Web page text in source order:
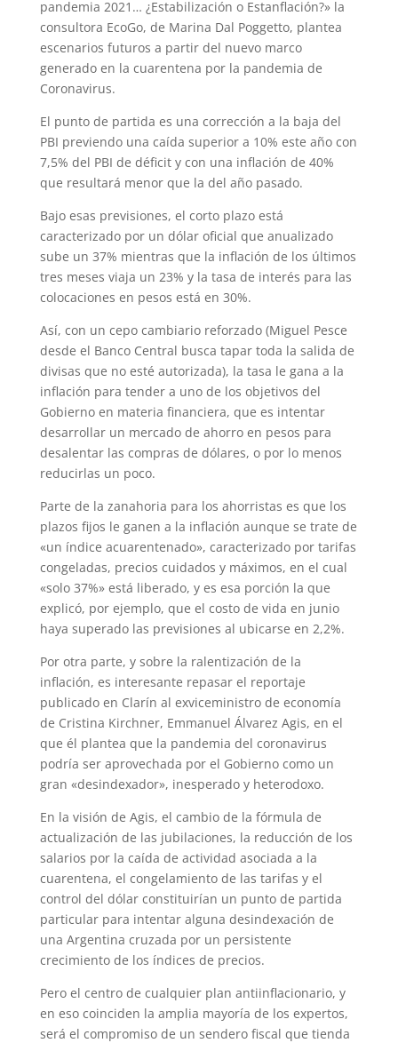
p
m
s
t
k
pandemia 2021… ¿Estabilización o Estanflación?» la
consultora EcoGo, de Marina Dal Poggetto, plantea
escenarios futuros a partir del nuevo marco
generado en la cuarentena por la pandemia de
Coronavirus.
El punto de partida es una corrección a la baja del
PBI previendo una caída superior a 10% este año con
7,5% del PBI de déficit y con una inflación de 40%
que resultará menor que la del año pasado.
Bajo esas previsiones, el corto plazo está
caracterizado por un dólar oficial que anualizado
sube un 37% mientras que la inflación de los últimos
tres meses viaja un 23% y la tasa de interés para las
colocaciones en pesos está en 30%.
Así, con un cepo cambiario reforzado (Miguel Pesce
desde el Banco Central busca tapar toda la salida de
divisas que no esté autorizada), la tasa le gana a la
inflación para tender a uno de los objetivos del
Gobierno en materia financiera, que es intentar
desarrollar un mercado de ahorro en pesos para
desalentar las compras de dólares, o por lo menos
reducirlas un poco.
Parte de la zanahoria para los ahorristas es que los
plazos fijos le ganen a la inflación aunque se trate de
«un índice acuarentenado», caracterizado por tarifas
congeladas, precios cuidados y máximos, en el cual
«solo 37%» está liberado, y es esa porción la que
explicó, por ejemplo, que el costo de vida en junio
haya superado las previsiones al ubicarse en 2,2%.
Por otra parte, y sobre la ralentización de la
inflación, es interesante repasar el reportaje
publicado en Clarín al exviceministro de economía
de Cristina Kirchner, Emmanuel Álvarez Agis, en el
que él plantea que la pandemia del coronavirus
podría ser aprovechada por el Gobierno como un
gran «desindexador», inesperado y heterodoxo.
En la visión de Agis, el cambio de la fórmula de
actualización de las jubilaciones, la reducción de los
salarios por la caída de actividad asociada a la
cuarentena, el congelamiento de las tarifas y el
control del dólar constituirían un punto de partida
particular para intentar alguna desindexación de
una Argentina cruzada por un persistente
crecimiento de los índices de precios.
Pero el centro de cualquier plan antiinflacionario, y
en eso coinciden la amplia mayoría de los expertos,
será el compromiso de un sendero fiscal que tienda